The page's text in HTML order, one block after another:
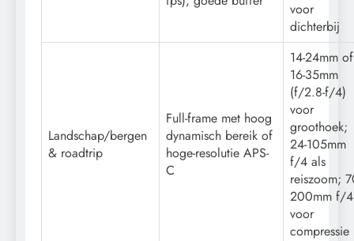
voor
dichterbij
Landschap/bergen
& roadtrip
Full-frame met hoog
dynamisch bereik of
hoge-resolutie APS-
C
14-24mm of
16-35mm
(f/2.8-f/4)
voor
groothoek;
24-105mm
f/4 als
reiszoom;
200mm f/4
voor
compressie